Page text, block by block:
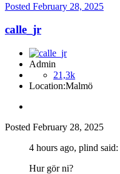
Posted February 28, 2025
calle_jr
Admin
21,3k
Location:Malmö
Posted February 28, 2025
4 hours ago, plind said:
Hur gör ni?